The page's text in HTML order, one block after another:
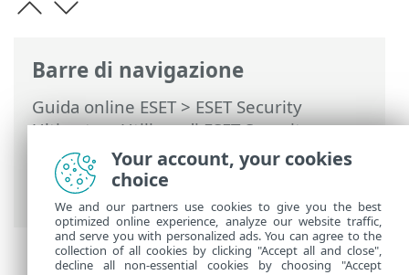
Barre di navigazione
Guida online ESET>ESET Security
Ultimate>Utilizzo di ESET Security
Ultimate
>Strumenti>Seleziona
campione per analisi
> Seleziona
campione per analisi: altro
Your account, your cookies
choice
We and our partners use cookies to give you the best
optimized online experience, analyze our website traffic,
and serve you with personalized ads. You can agree to the
collection of all cookies by clicking "Accept all and close",
decline all non-essential cookies by choosing "Accept